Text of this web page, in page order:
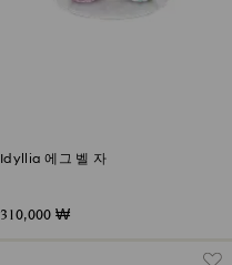
Idyllia 에그 벨 자
310,000 ₩